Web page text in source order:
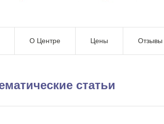
О Центре Цены Отзывы
статьи